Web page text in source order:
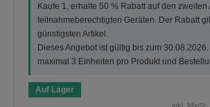
Kaufe 1, erhalte 50 % Rabatt auf den zweiten
teilnahmeberechtigten Geräten. Der Rabatt
günstigsten Artikel.
Dieses Angebot ist gültig bis zum
maximal 3 Einheiten pro Produkt und
Auf Lager
inkl.